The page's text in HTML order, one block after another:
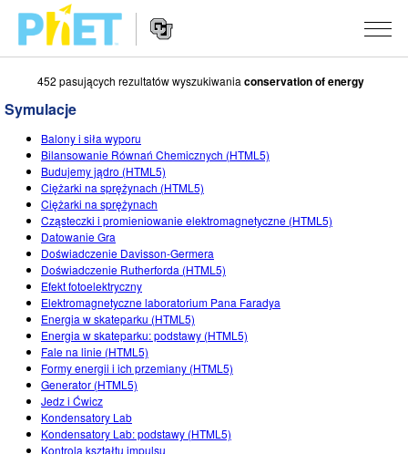
Przeszukaj
witrynę
PhET
stronie
SYMULACJE
Wszystkie
Fizyka
Matematyka i statystyka
Chemia
Ziemia i Kosmos
Biologia
Przetłumaczone
Customizable Sims
STUDIO
About Studio
Customizable Sims
Start a Free Trial
Purchase a License
UCZENIE
Materiały
Udostępnij materiały
Activity Contribution Guidelines
Wirtualne warsztaty
Professional Learning with PhET
Teaching with PhET
BADANIA
INICJATYWY
Projektowanie włączające
PhET globalnie
Data Fluency
DEIB w edukacji STEM
ZALOGUJ SIĘ / ZAREJESTRUJ SIĘ
ZALOGUJ SIĘ / ZAREJESTRUJ SIĘ
452 pasujących rezultatów wyszukiwania conservation of energy
Symulacje
Balony i siła wyporu
Bilansowanie Równań Chemicznych (HTML5)
Budujemy jądro (HTML5)
Ciężarki na sprężynach (HTML5)
Ciężarki na sprężynach
Cząsteczki i promieniowanie elektromagnetyczne (HTML5)
Datowanie Gra
Doświadczenie Davisson-Germera
Doświadczenie Rutherforda (HTML5)
Efekt fotoelektryczny
Elektromagnetyczne laboratorium Pana Faradya
Energia w skateparku (HTML5)
Energia w skateparku: podstawy (HTML5)
Fale na linie (HTML5)
Formy energii i ich przemiany (HTML5)
Generator (HTML5)
Jedz i Ćwicz
Kondensatory Lab
Kondensatory Lab: podstawy (HTML5)
Kontrola kształtu impulsu